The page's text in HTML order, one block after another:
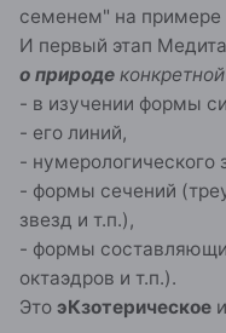
семенем" на примере
И первый этап
о природе
- в изучении формы
- его линий,
- нумерологического
- формы сечений
звезд и т.п.),
- формы
октаэдров и т.п.).
Это эКзотерическое